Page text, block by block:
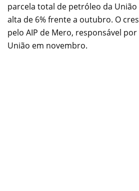
parcela total de petróleo da União
alta de 6% frente a outubro. O
pelo AIP de Mero, responsável
União em novembro.